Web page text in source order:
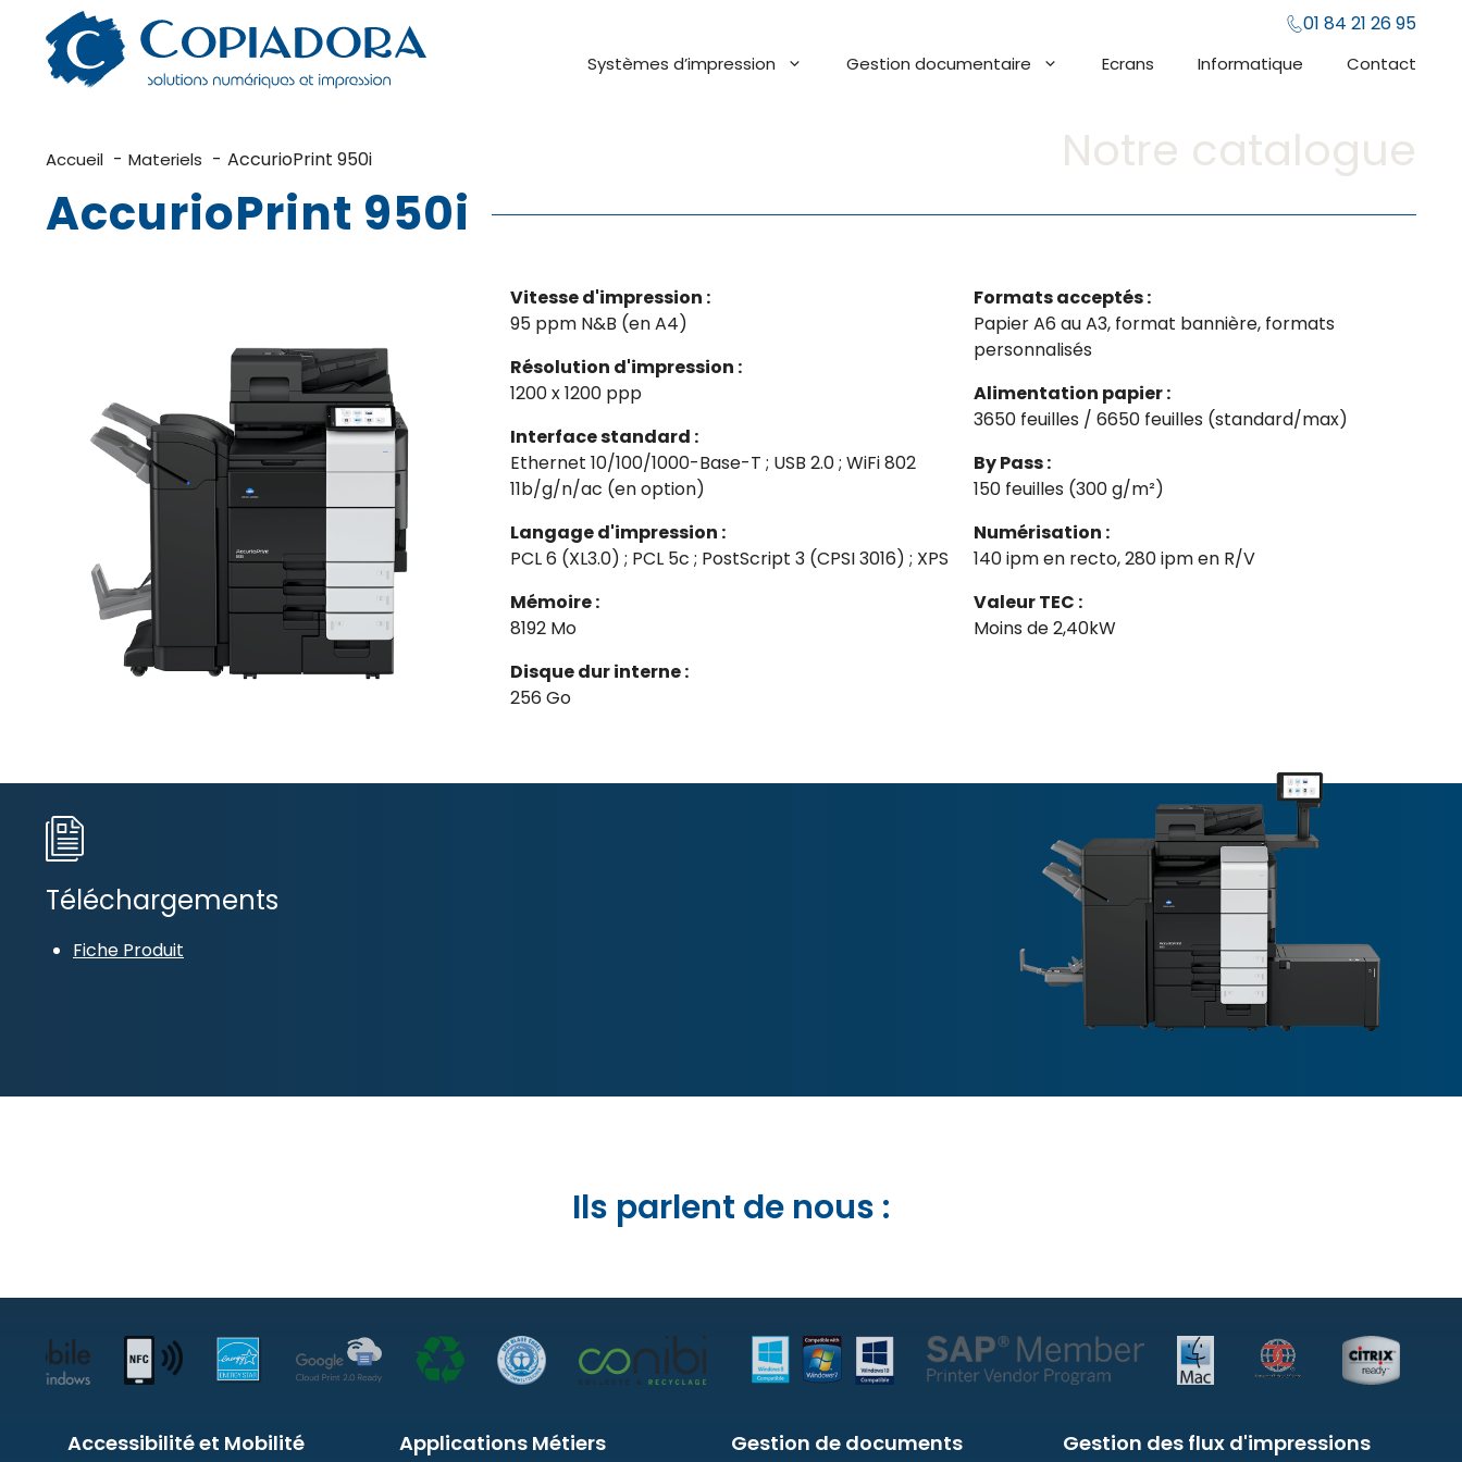
contenu
01 84 21 26 95
Systèmes d’impression Gestion documentaire Ecrans Informatique Contact
Accueil Materiels AccurioPrint 950i Notre catalogue
AccurioPrint 950i
Vitesse d'impression :
95 ppm N&B (en A4)
Résolution d'impression :
1200 x 1200 ppp
Interface standard :
Ethernet 10/100/1000-Base-T ; USB 2.0 ; WiFi 802
11b/g/n/ac (en option)
Langage d'impression :
PCL 6 (XL3.0) ; PCL 5c ; PostScript 3 (CPSI 3016) ; XPS
Mémoire :
8192 Mo
Disque dur interne :
256 Go
Formats acceptés :
Papier A6 au A3, format bannière, formats
personnalisés
Alimentation papier :
3650 feuilles / 6650 feuilles (standard/max)
By Pass :
150 feuilles (300 g/m²)
Numérisation :
140 ipm en recto, 280 ipm en R/V
Valeur TEC :
Moins de 2,40kW
Téléchargements
Fiche Produit
Ils parlent de nous :
Accessibilité et Mobilité Applications Métiers Gestion de documents Gestion des flux d'impressions